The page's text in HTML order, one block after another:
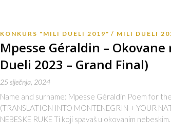
KONKURS "MILI DUELI 2019" MILI DUELI
Mpesse Géraldin –
Dueli 2023 – Grand Final)
25 siječnja, 2024
Name and surname: Mpesse Géraldin Poem for
(TRANSLATION INTO MONTENEGRIN + YOUR
NEBESKE RUKE Ti koji spavaš u okovanim